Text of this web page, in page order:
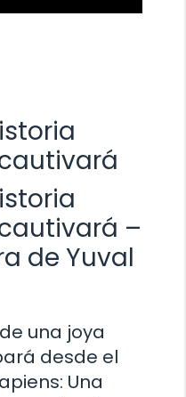
–
de Yuval
una joya
desde el
Una